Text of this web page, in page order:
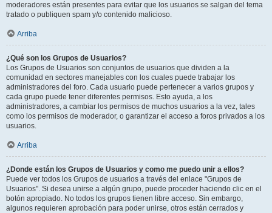
moderadores están presentes para evitar que los usuarios se salgan del tema
tratado o publiquen spam y/o contenido malicioso.
Arriba
¿Qué son los Grupos de Usuarios?
Los Grupos de Usuarios son conjuntos de usuarios que dividen a la
comunidad en sectores manejables con los cuales puede trabajar los
administradores del foro. Cada usuario puede pertenecer a varios grupos y
cada grupo puede tener diferentes permisos. Esto ayuda, a los
administradores, a cambiar los permisos de muchos usuarios a la vez, tales
como los permisos de moderador, o garantizar el acceso a foros privados a los
usuarios.
Arriba
¿Donde están los Grupos de Usuarios y como me puedo unir a ellos?
Puede ver todos los Grupos de usuarios a través del enlace "Grupos de
Usuarios". Si desea unirse a algún grupo, puede proceder haciendo clic en el
botón apropiado. No todos los grupos tienen libre acceso. Sin embargo,
algunos requieren aprobación para poder unirse, otros están cerrados y